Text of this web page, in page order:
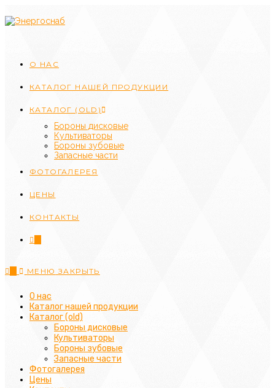
к
содержимому
О НАС
КАТАЛОГ НАШЕЙ ПРОДУКЦИИ
КАТАЛОГ (OLD)
Бороны дисковые
Культиваторы
Бороны зубовые
Запасные части
ФОТОГАЛЕРЕЯ
ЦЕНЫ
КОНТАКТЫ
МЕНЮ ЗАКРЫТЬ
О нас
Каталог нашей продукции
Каталог (old)
Бороны дисковые
Культиваторы
Бороны зубовые
Запасные части
Фотогалерея
Цены